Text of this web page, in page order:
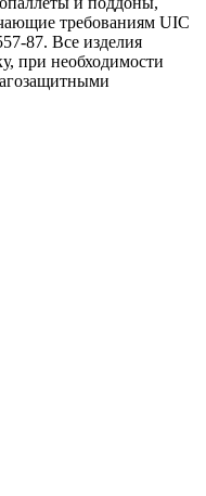
требованиям UIC
87. Все изделия
при необходимости